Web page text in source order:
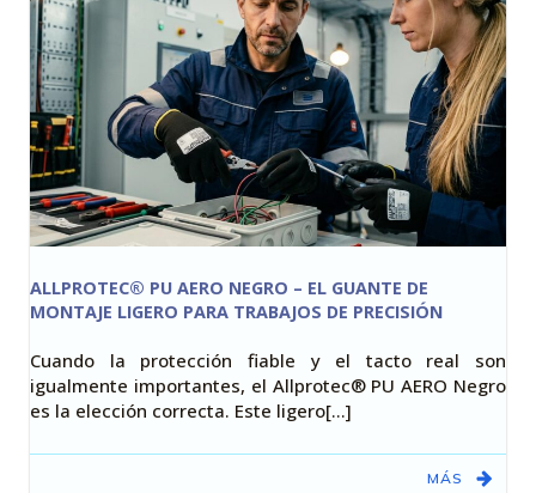
ALLPROTEC® PU AERO NEGRO – EL GUANTE DE
MONTAJE LIGERO PARA TRABAJOS DE PRECISIÓN
Cuando la protección fiable y el tacto real son
igualmente importantes, el Allprotec® PU AERO Negro
es la elección correcta. Este ligero[…]
MÁS